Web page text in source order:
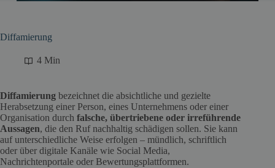
Diffamierung
4 Min
Diffamierung bezeichnet die absichtliche und gezielte
Herabsetzung einer Person, eines Unternehmens oder einer
Organisation durch falsche, übertriebene oder irreführende
Aussagen, die den Ruf nachhaltig schädigen sollen. Sie kann
auf unterschiedliche Weise erfolgen – mündlich, schriftlich
oder über digitale Kanäle wie Social Media,
Nachrichtenportale oder Bewertungsplattformen.